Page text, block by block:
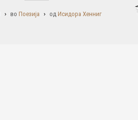
во Поезија од Исидора Хенниг